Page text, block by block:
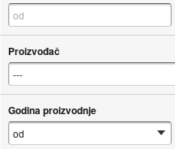
Proizvođač
Godina proizvodnje